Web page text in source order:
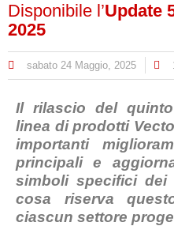
Disponibile l’Update
2025
sabato 24 Maggio, 2025
Il rilascio del
linea di prodotti
importanti
principali e
simboli specifici dei
cosa riserva
ciascun settore